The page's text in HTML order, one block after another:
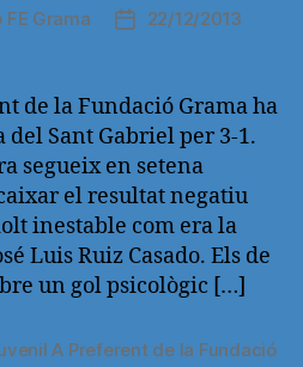
Grama
Fecha
entrada
22/12/2013
de la Fundació Grama ha
del Sant Gabriel per 3-1.
segueix en setena
el resultat negatiu
inestable com era la
Luis Ruiz Casado. Els de
un gol psicològic […]
A Preferent de la Fundació